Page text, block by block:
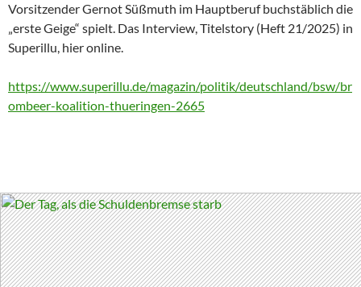
Vorsitzender Gernot Süßmuth im Hauptberuf buchstäblich die
„erste Geige“ spielt. Das Interview, Titelstory (Heft 21/2025) in
Superillu, hier online.
https://www.superillu.de/magazin/politik/deutschland/bsw/br
ombeer-koalition-thueringen-2665